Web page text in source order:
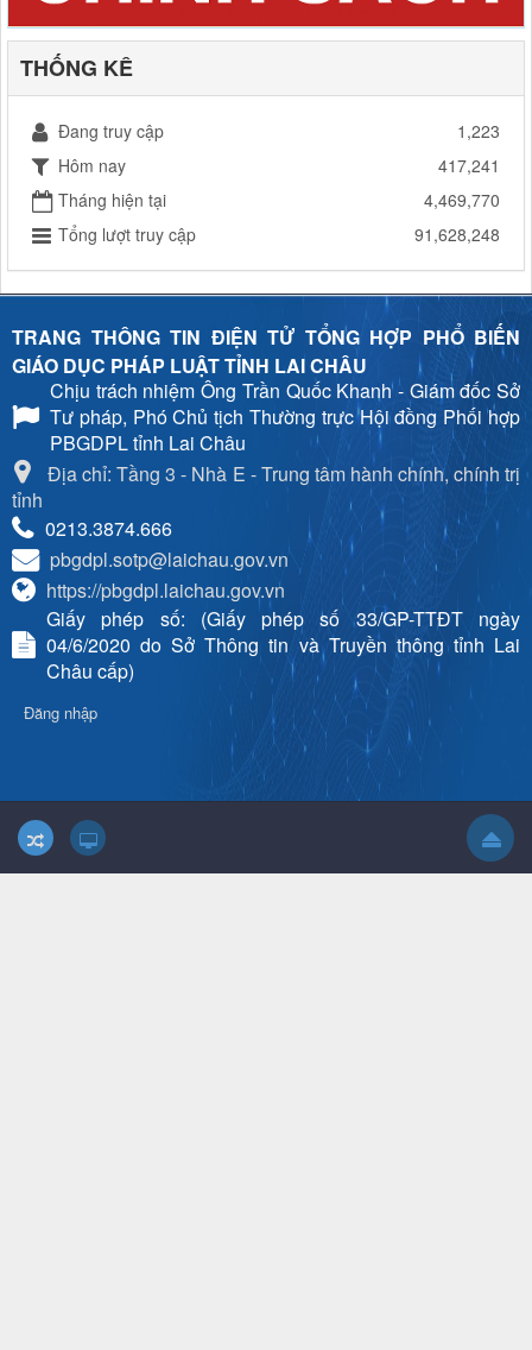
THỐNG KÊ
Đang truy cập
1,223
Hôm nay
417,241
Tháng hiện tại
4,469,770
Tổng lượt truy cập
91,628,248
TRANG THÔNG TIN ĐIỆN TỬ TỔNG HỢP PHỔ BIẾN
GIÁO DỤC PHÁP LUẬT TỈNH LAI CHÂU
Chịu trách nhiệmÔng Trần Quốc Khanh - Giám đốc Sở
Tư pháp, Phó Chủ tịch Thường trực Hội đồng Phối hợp
PBGDPL tỉnh Lai Châu
Địa chỉ: Tầng 3 - Nhà E - Trung tâm hành chính, chính trị
tỉnh
0213.3874.666
pbgdpl.sotp@laichau.gov.vn
https://pbgdpl.laichau.gov.vn
Giấy phép số: (Giấy phép số 33/GP-TTĐT ngày
04/6/2020 do Sở Thông tin và Truyền thông tỉnh Lai
Châu cấp)
Đăng nhập